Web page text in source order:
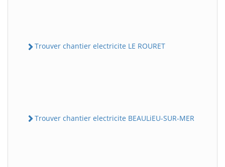
Trouver chantier electricite LE ROURET
Trouver chantier electricite BEAULiEU-SUR-MER